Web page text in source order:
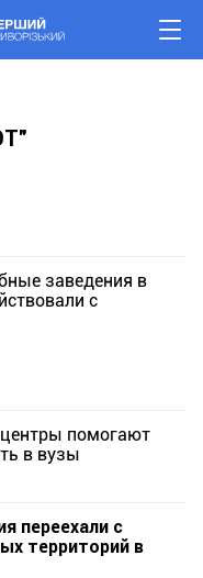
заведения в
с
помогают
в вузы
переехали с
территорий в